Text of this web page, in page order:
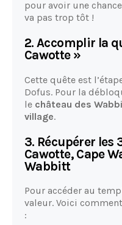
pour avoir une
va pas trop tôt !
2. Accomplir la
Cawotte »
Cette quête est
Dofus. Pour la
le château des
village.
3. Récupérer
Cawotte, Cape
Wabbitt
Pour accéder au
valeur. Voici
: